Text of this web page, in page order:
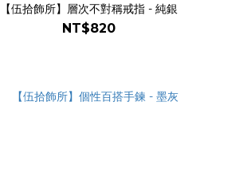
【伍拾飾所】層次不對稱戒指 - 純銀
NT$820